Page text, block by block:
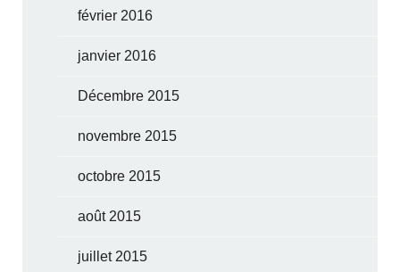
février 2016
janvier 2016
Décembre 2015
novembre 2015
octobre 2015
août 2015
juillet 2015